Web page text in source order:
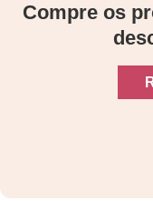
Compre os